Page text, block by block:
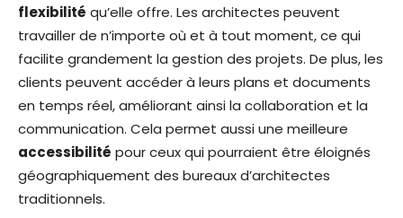
flexibilité qu’elle offre. Les architectes peuvent
travailler de n’importe où et à tout moment, ce qui
facilite grandement la gestion des projets. De plus, les
clients peuvent accéder à leurs plans et documents
en temps réel, améliorant ainsi la collaboration et la
communication. Cela permet aussi une meilleure
accessibilité pour ceux qui pourraient être éloignés
géographiquement des bureaux d’architectes
traditionnels.